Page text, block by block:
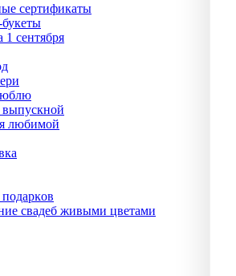
сертификаты
1 сентября
любимой
свадеб живыми цветами